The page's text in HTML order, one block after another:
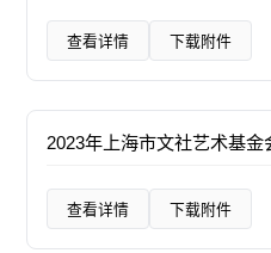
查看详情 下载附件
2023年上海市文社艺术基金
查看详情 下载附件